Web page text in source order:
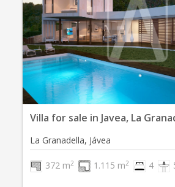
Villa for sale in Javea, La
La Granadella, Jávea
372 m2 1.115 m2 4